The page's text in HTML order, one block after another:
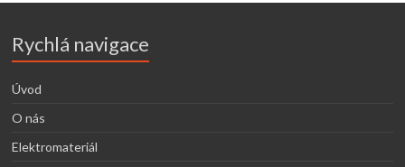
Rychlá navigace
Úvod
O nás
Elektromateriál